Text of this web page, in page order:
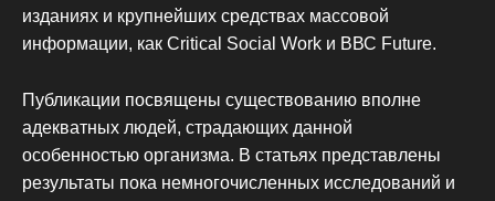
изданиях и крупнейших средствах массовой
информации, как Critical Social Work и ВВС Future.
Публикации посвящены существованию вполне
адекватных людей, страдающих данной
особенностью организма. В статьях представлены
результаты пока немногочисленных исследований и